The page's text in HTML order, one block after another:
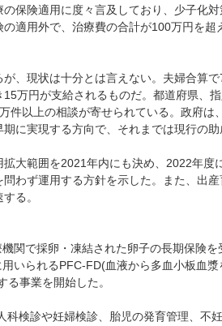
保険適用に度々言及しており、少子化
適用外で、治療費の合計が100万円を超
、現状は十分とは言えない。夫婦合算
万円が支給されるものだ。都道府県、
件以上の相談が寄せられている。政府は
に実現する方向で、それまでは現行の助
大範囲を2021年内にも決め、2022年度
わず運用する方針を示した。また、出
る。
関で採卵・凍結された卵子の長期保険
いられるPFC-FD(血液から多血小板血
る事業を開始した。
科検診や妊婦検診、胎児の発育管理、不